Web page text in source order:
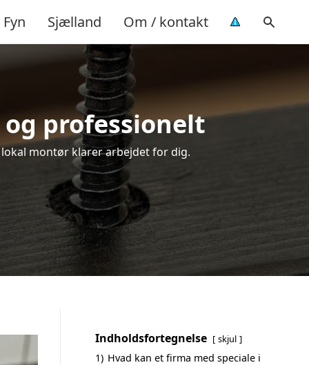
Fyn Sjælland Om / kontakt
professionelt
montør klarer arbejdet for dig.
Indholdsfortegnelse skjul
1) Hvad kan et firma med speciale i